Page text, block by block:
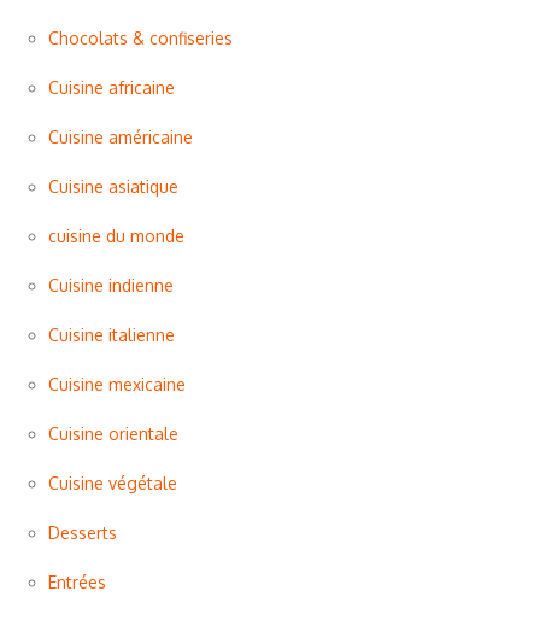
Chocolats & confiseries
Cuisine africaine
Cuisine américaine
Cuisine asiatique
cuisine du monde
Cuisine indienne
Cuisine italienne
Cuisine mexicaine
Cuisine orientale
Cuisine végétale
Desserts
Entrées